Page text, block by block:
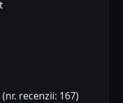
recenzii: 167)